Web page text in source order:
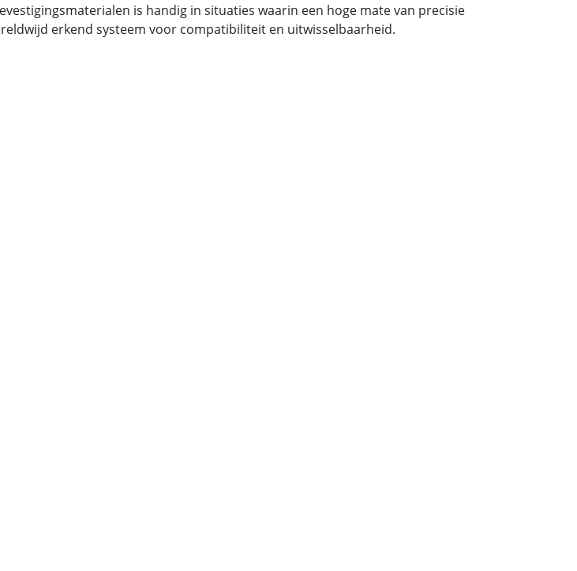
is handig in situaties waarin een hoge mate van precisie
erkend systeem voor compatibiliteit en uitwisselbaarheid.